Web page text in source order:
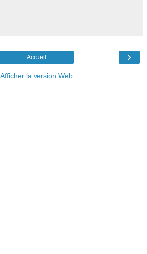
›
Accueil
Afficher la version Web